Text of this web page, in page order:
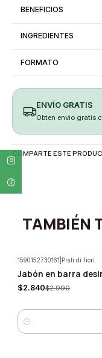
BENEFICIOS
INGREDIENTES
FORMATO
ENVÍO GRATIS
Obten envio gratis
COMPARTE ESTE
TAMBIÉN
-5%
1590152730161 Prati di fiori
Jabón en barra
$2.840$2.990
Cantidad